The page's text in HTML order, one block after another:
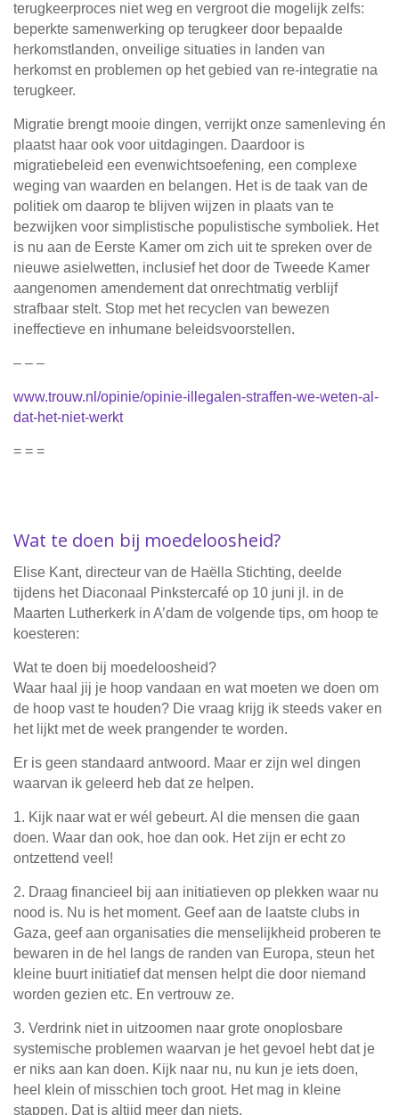
terugkeerproces niet weg en vergroot die mogelijk zelfs:
beperkte samenwerking op terugkeer door bepaalde
herkomstlanden, onveilige situaties in landen van
herkomst en problemen op het gebied van re-integratie na
terugkeer.
Migratie brengt mooie dingen, verrijkt onze samenleving én
plaatst haar ook voor uitdagingen. Daardoor is
migratiebeleid een evenwichtsoefening, een complexe
weging van waarden en belangen. Het is de taak van de
politiek om daarop te blijven wijzen in plaats van te
bezwijken voor simplistische populistische symboliek. Het
is nu aan de Eerste Kamer om zich uit te spreken over de
nieuwe asielwetten, inclusief het door de Tweede Kamer
aangenomen amendement dat onrechtmatig verblijf
strafbaar stelt. Stop met het recyclen van bewezen
ineffectieve en inhumane beleidsvoorstellen.
– – –
www.trouw.nl/opinie/opinie-illegalen-straffen-we-weten-al-
dat-het-niet-werkt
= = =
Wat te doen bij moedeloosheid?
Elise Kant, directeur van de Haëlla Stichting, deelde
tijdens het Diaconaal Pinkstercafé op 10 juni jl. in de
Maarten Lutherkerk in A’dam de volgende tips, om hoop te
koesteren:
Wat te doen bij moedeloosheid?
Waar haal jij je hoop vandaan en wat moeten we doen om
de hoop vast te houden? Die vraag krijg ik steeds vaker en
het lijkt met de week prangender te worden.
Er is geen standaard antwoord. Maar er zijn wel dingen
waarvan ik geleerd heb dat ze helpen.
1. Kijk naar wat er wél gebeurt. Al die mensen die gaan
doen. Waar dan ook, hoe dan ook. Het zijn er echt zo
ontzettend veel!
2. Draag financieel bij aan initiatieven op plekken waar nu
nood is. Nu is het moment. Geef aan de laatste clubs in
Gaza, geef aan organisaties die menselijkheid proberen te
bewaren in de hel langs de randen van Europa, steun het
kleine buurt initiatief dat mensen helpt die door niemand
worden gezien etc. En vertrouw ze.
3. Verdrink niet in uitzoomen naar grote onoplosbare
systemische problemen waarvan je het gevoel hebt dat je
er niks aan kan doen. Kijk naar nu, nu kun je iets doen,
heel klein of misschien toch groot. Het mag in kleine
stappen. Dat is altijd meer dan niets.